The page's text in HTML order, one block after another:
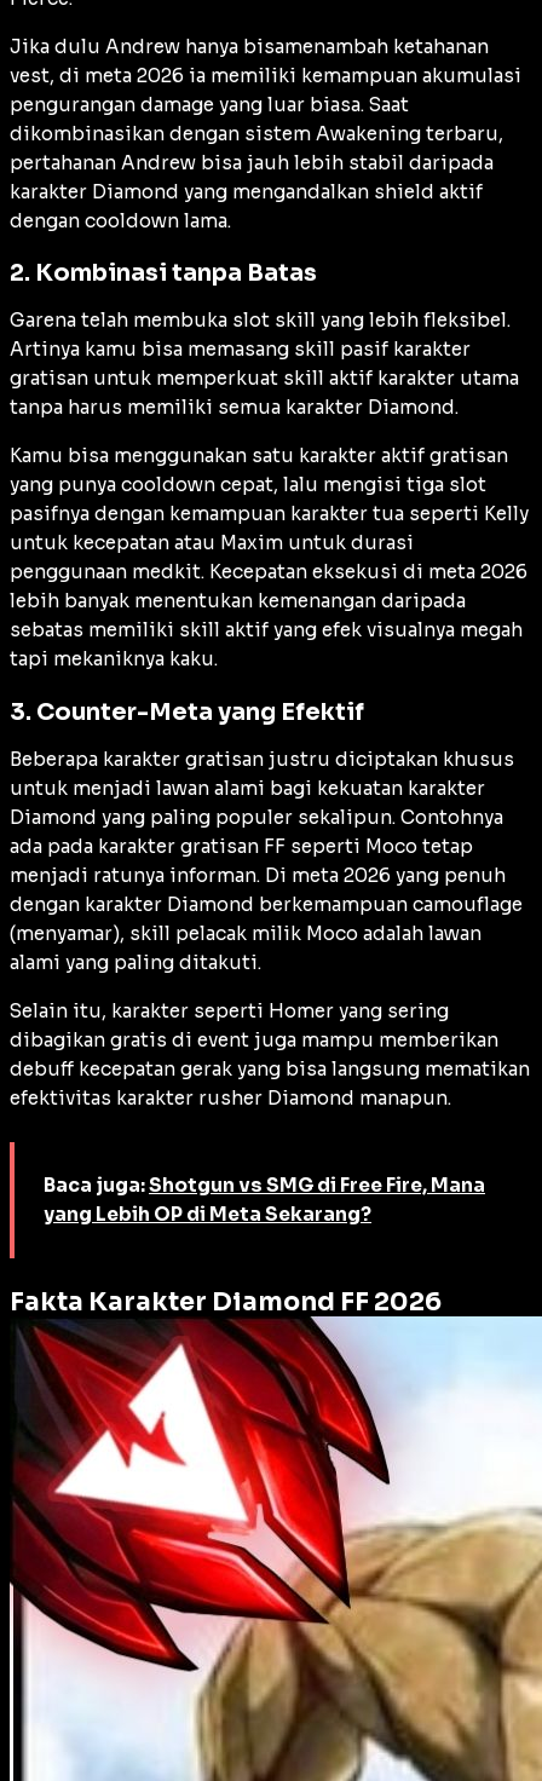
Jika dulu Andrew hanya bisamenambah ketahanan
vest, di meta 2026 ia memiliki kemampuan akumulasi
pengurangan damage yang luar biasa. Saat
dikombinasikan dengan sistem Awakening terbaru,
pertahanan Andrew bisa jauh lebih stabil daripada
karakter Diamond yang mengandalkan shield aktif
dengan cooldown lama.
2. Kombinasi tanpa Batas
Garena telah membuka slot skill yang lebih fleksibel.
Artinya kamu bisa memasang skill pasif karakter
gratisan untuk memperkuat skill aktif karakter utama
tanpa harus memiliki semua karakter Diamond.
Kamu bisa menggunakan satu karakter aktif gratisan
yang punya cooldown cepat, lalu mengisi tiga slot
pasifnya dengan kemampuan karakter tua seperti Kelly
untuk kecepatan atau Maxim untuk durasi
penggunaan medkit. Kecepatan eksekusi di meta 2026
lebih banyak menentukan kemenangan daripada
sebatas memiliki skill aktif yang efek visualnya megah
tapi mekaniknya kaku.
3. Counter-Meta yang Efektif
Beberapa karakter gratisan justru diciptakan khusus
untuk menjadi lawan alami bagi kekuatan karakter
Diamond yang paling populer sekalipun. Contohnya
ada pada karakter gratisan FF seperti Moco tetap
menjadi ratunya informan. Di meta 2026 yang penuh
dengan karakter Diamond berkemampuan camouflage
(menyamar), skill pelacak milik Moco adalah lawan
alami yang paling ditakuti.
Selain itu, karakter seperti Homer yang sering
dibagikan gratis di event juga mampu memberikan
debuff kecepatan gerak yang bisa langsung mematikan
efektivitas karakter rusher Diamond manapun.
Baca juga:Shotgun vs SMG di Free Fire, Mana
yang Lebih OP di Meta Sekarang?
Fakta Karakter Diamond FF 2026